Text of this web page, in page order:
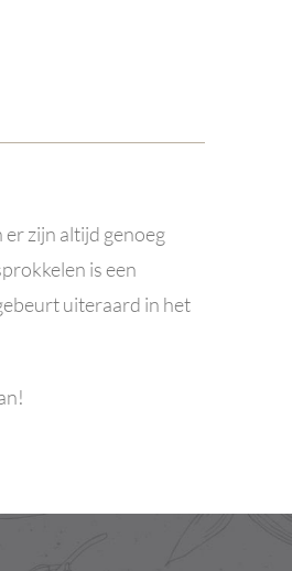
zijn altijd genoeg
is een
uiteraard in het